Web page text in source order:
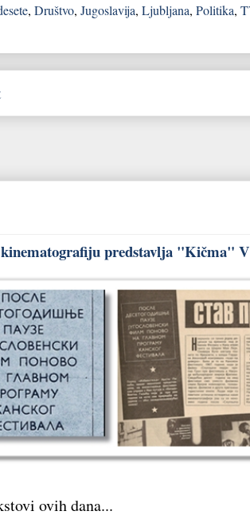
, Društvo, Jugoslavija, Ljubljana, Politika,
predstavlja "Kičma"
ovih dana...